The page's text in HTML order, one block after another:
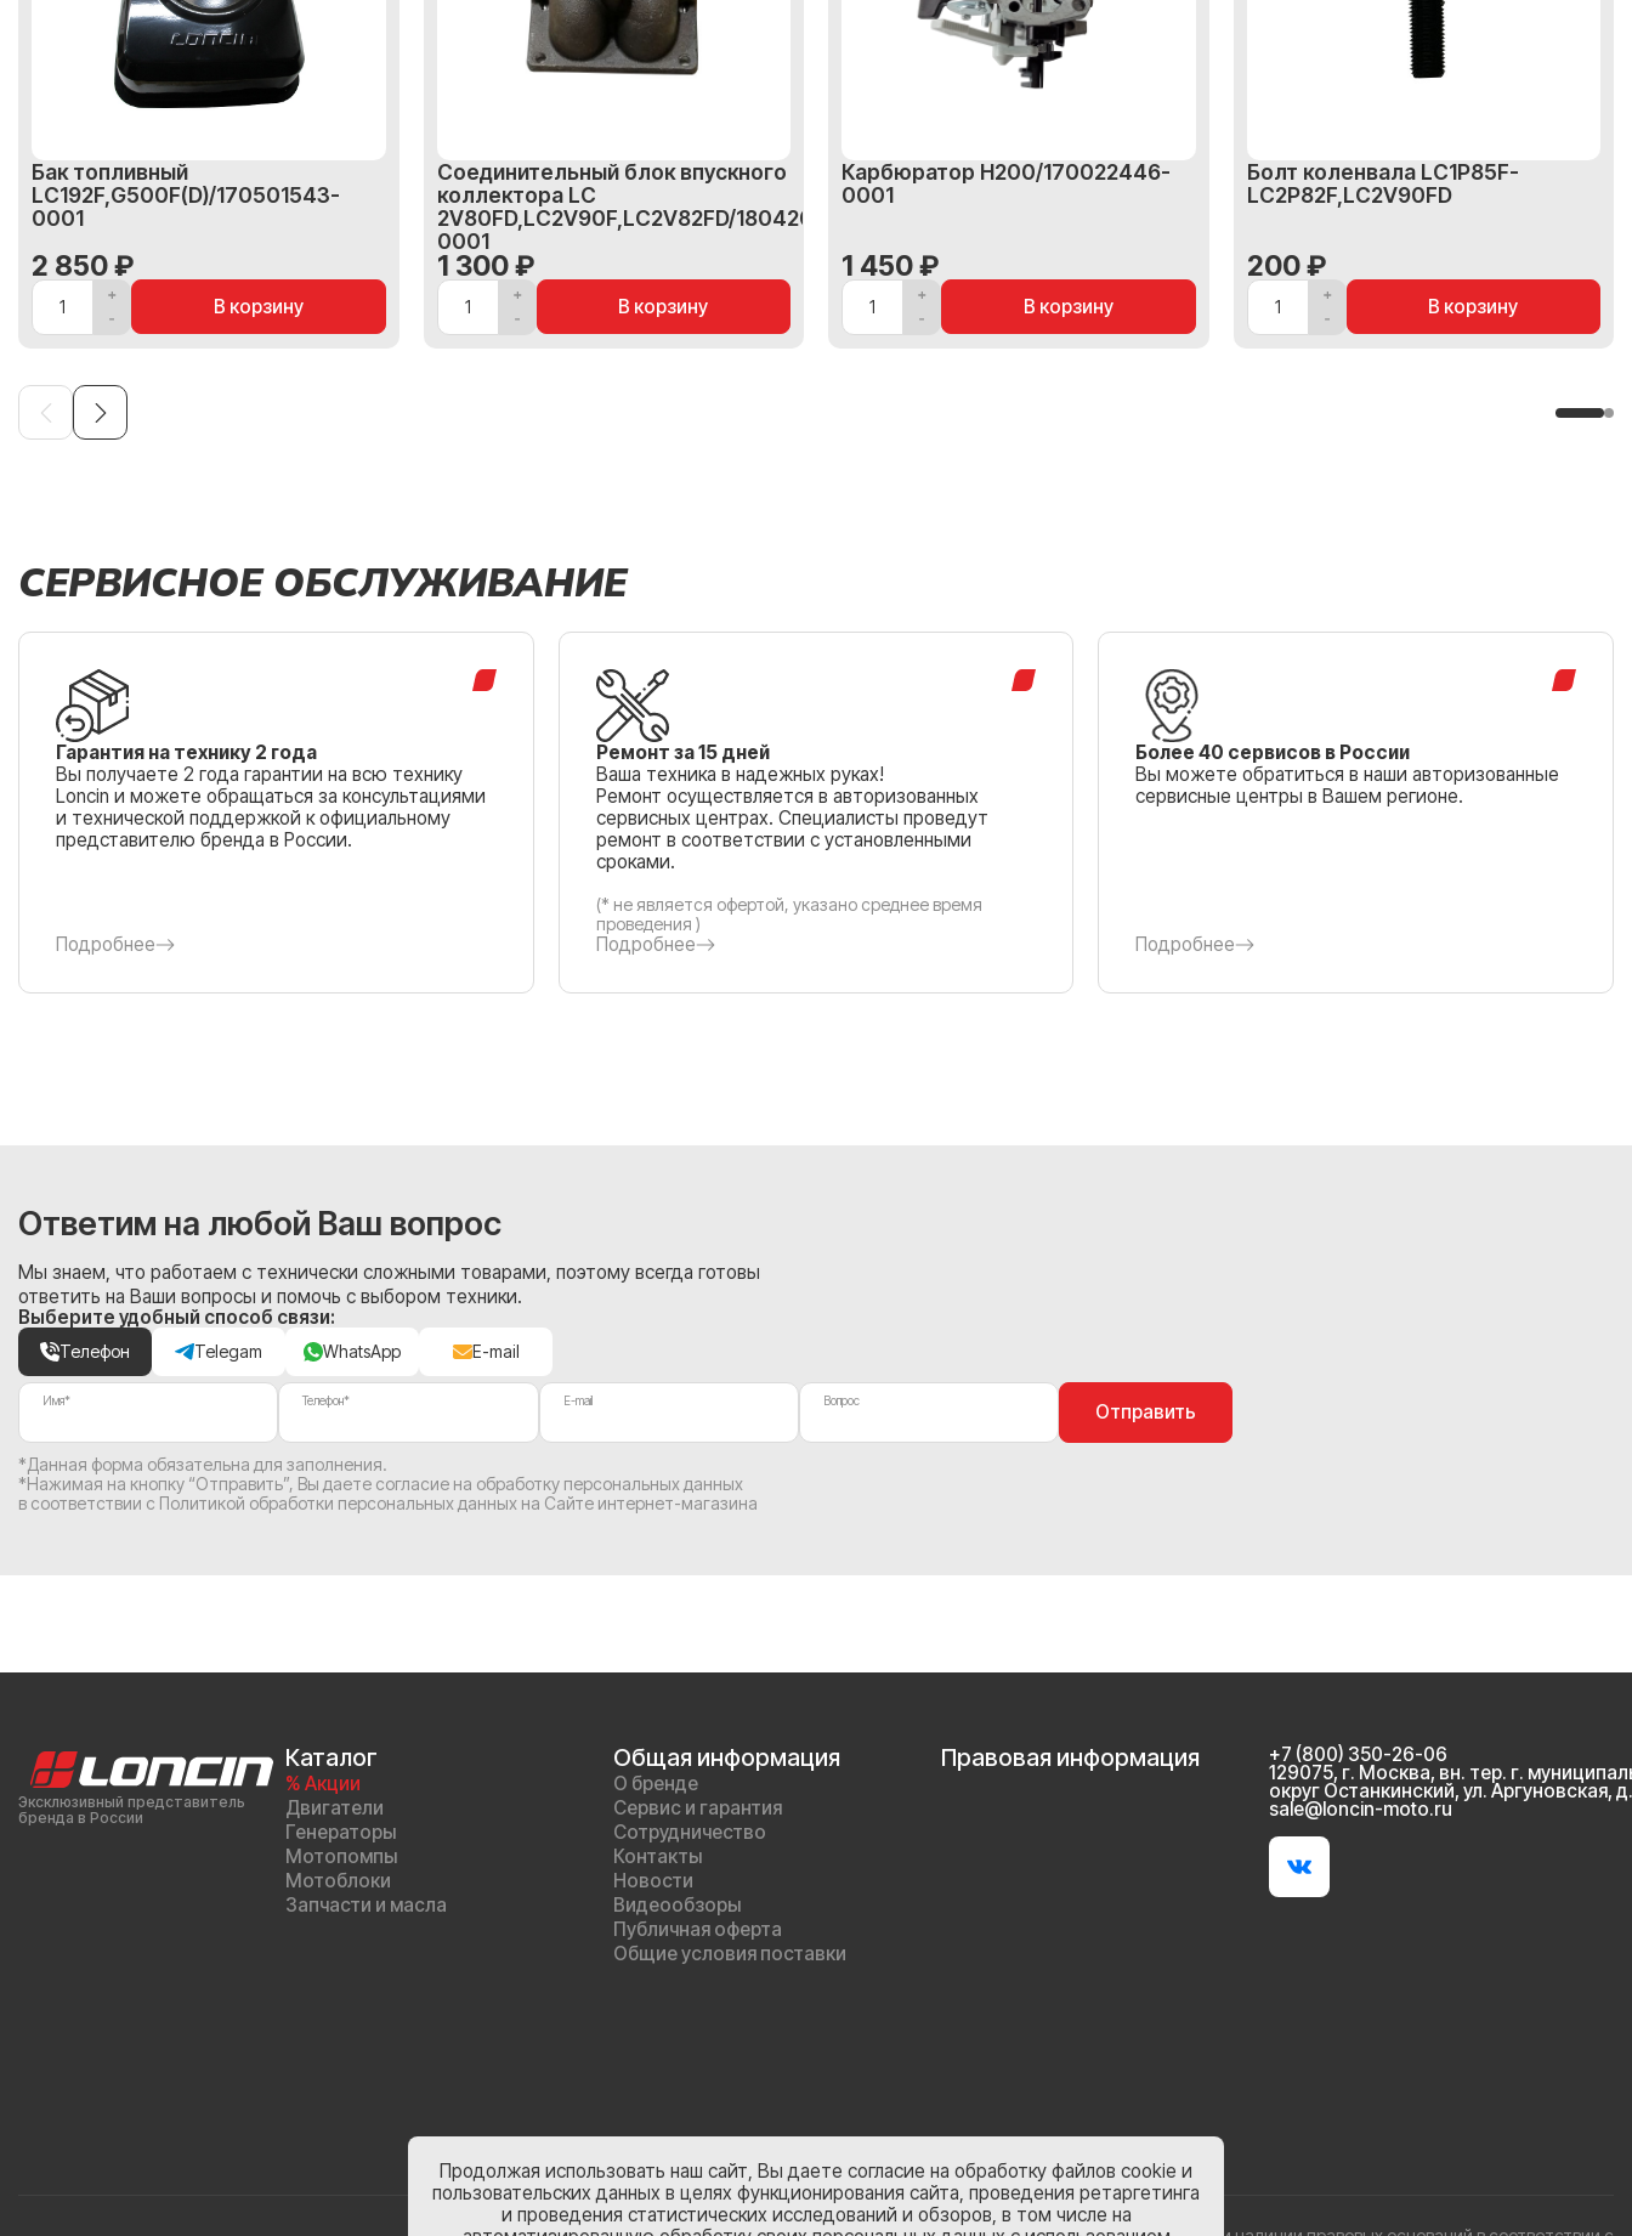
Бак топливный
LC192F,G500F(D)/170501543-
0001
2 850 ₽
В корзину
Соединительный блок впускного
коллектора LC
2V80FD,LC2V90F,LC2V82FD/180420661-
0001
1 300 ₽
В корзину
Карбюратор H200/170022446-
0001
1 450 ₽
В корзину
Болт коленвала LC1P85F-
LC2P82F,LC2V90FD
200 ₽
В корзину
СЕРВИСНОЕ ОБСЛУЖИВАНИЕ
Гарантия на технику 2 года
Вы получаете 2 года гарантии на всю технику
Loncin и можете обращаться за консультациями
и технической поддержкой к официальному
представителю бренда в России.
Подробнее
Ремонт за 15 дней
Ваша техника в надежных руках!
Ремонт осуществляется в авторизованных
сервисных центрах. Специалисты проведут
ремонт в соответствии с установленными
сроками.
(* не является офертой, указано среднее время
проведения )
Подробнее
Более 40 сервисов в России
Вы можете обратиться в наши авторизованные
сервисные центры в Вашем регионе.
Подробнее
Ответим на любой Ваш вопрос
Мы знаем, что работаем с технически сложными товарами, поэтому всегда готовы
ответить на Ваши вопросы и помочь с выбором техники.
Выберите удобный способ связи:
Телефон Telegam WhatsApp E-mail
Имя* Телефон* E-mail Вопрос
Отправить
*Данная форма обязательна для заполнения.
*Нажимая на кнопку “Отправить”, Вы даете согласие на обработку персональных данных
в соответствии с Политикой обработки персональных данных на Сайте интернет-магазина
Эксклюзивный представитель
бренда в России
Каталог
% Акции
Двигатели
Генераторы
Мотопомпы
Мотоблоки
Запчасти и масла
Общая информация
О бренде
Сервис и гарантия
Сотрудничество
Контакты
Новости
Видеообзоры
Публичная оферта
Общие условия поставки
Правовая информация +7 (800) 350-26-06
129075, г. Москва, вн. тер. г.
округ Останкинский, ул. Аргуновская,
sale@loncin-moto.ru
Продолжая использовать наш сайт, Вы даете согласие на обработку файлов cookie и
пользовательских данных в целях функционирования сайта, проведения ретаргетинга
и проведения статистических исследований и обзоров, в том числе на